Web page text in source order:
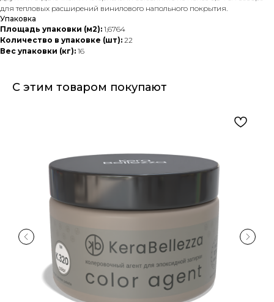
для тепловых расширений винилового напольного покрытия.
Упаковка
Площадь упаковки (м2): 1,6764
Количество в упаковке (шт): 22
Вес упаковки (кг): 16
С этим товаром покупают